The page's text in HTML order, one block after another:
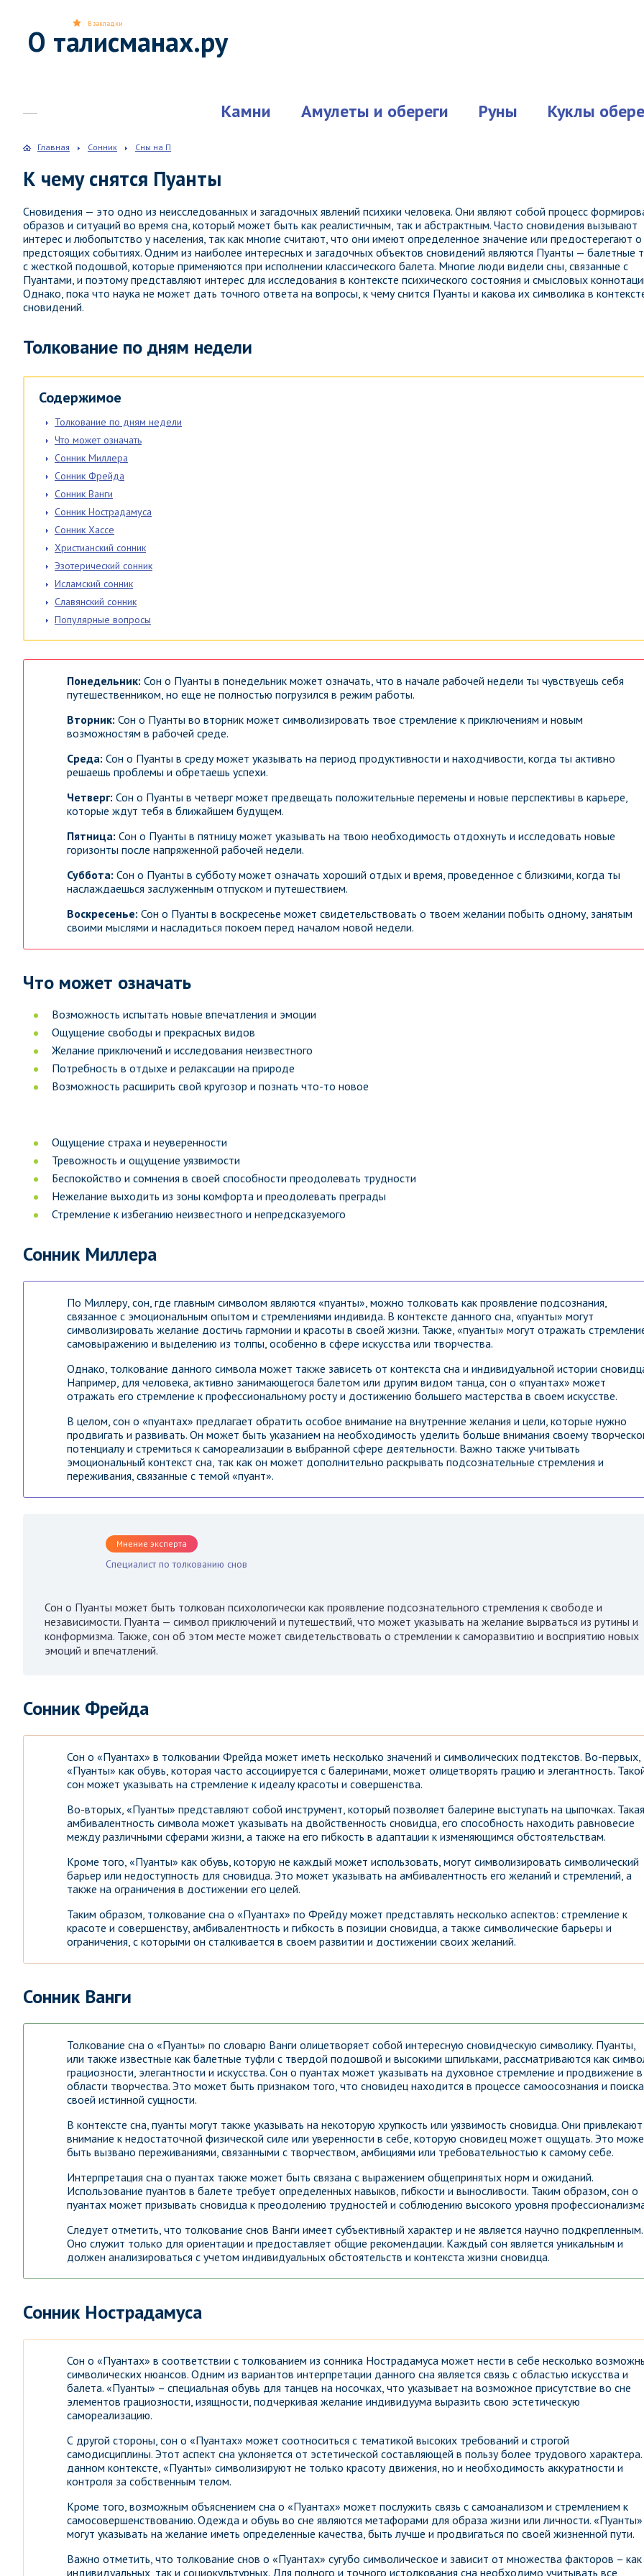
О талисманах.ру
Камни Амулеты и обереги Руны Куклы
В закладки
Главная Сонник Сны на П
К чему снятся Пуанты
Сновидения — это одно из неисследованных и загадочных явлений психики человека. Они являют собой процесс
образов и ситуаций во время сна, который может быть как реалистичным, так и абстрактным. Часто сновидения вызывают
интерес и любопытство у населения, так как многие считают, что они имеют определенное значение или предостерегают о
предстоящих событиях. Одним из наиболее интересных и загадочных объектов сновидений являются Пуанты — балетные
с жесткой подошвой, которые применяются при исполнении классического балета. Многие люди видели сны, связанные с
Пуантами, и поэтому представляют интерес для исследования в контексте психического состояния и смысловых
Однако, пока что наука не может дать точного ответа на вопросы, к чему снится Пуанты и какова их символика в
сновидений.
Толкование по дням недели
Содержимое
Толкование по дням недели
Что может означать
Сонник Миллера
Сонник Фрейда
Сонник Ванги
Сонник Нострадамуса
Сонник Хассе
Христианский сонник
Эзотерический сонник
Исламский сонник
Славянский сонник
Популярные вопросы
Понедельник: Сон о Пуанты в понедельник может означать, что в начале рабочей недели ты чувствуешь себя
путешественником, но еще не полностью погрузился в режим работы.
Вторник: Сон о Пуанты во вторник может символизировать твое стремление к приключениям и новым
возможностям в рабочей среде.
Среда: Сон о Пуанты в среду может указывать на период продуктивности и находчивости, когда ты активно
решаешь проблемы и обретаешь успехи.
Четверг: Сон о Пуанты в четверг может предвещать положительные перемены и новые перспективы в карьере,
которые ждут тебя в ближайшем будущем.
Пятница: Сон о Пуанты в пятницу может указывать на твою необходимость отдохнуть и исследовать новые
горизонты после напряженной рабочей недели.
Суббота: Сон о Пуанты в субботу может означать хороший отдых и время, проведенное с близкими, когда ты
наслаждаешься заслуженным отпуском и путешествием.
Воскресенье: Сон о Пуанты в воскресенье может свидетельствовать о твоем желании побыть одному, занятым
своими мыслями и насладиться покоем перед началом новой недели.
Что может означать
Возможность испытать новые впечатления и эмоции
Ощущение свободы и прекрасных видов
Желание приключений и исследования неизвестного
Потребность в отдыхе и релаксации на природе
Возможность расширить свой кругозор и познать что-то новое
Ощущение страха и неуверенности
Тревожность и ощущение уязвимости
Беспокойство и сомнения в своей способности преодолевать трудности
Нежелание выходить из зоны комфорта и преодолевать преграды
Стремление к избеганию неизвестного и непредсказуемого
Сонник Миллера
По Миллеру, сон, где главным символом являются «пуанты», можно толковать как проявление подсознания,
связанное с эмоциональным опытом и стремлениями индивида. В контексте данного сна, «пуанты» могут
символизировать желание достичь гармонии и красоты в своей жизни. Также, «пуанты» могут отражать
самовыражению и выделению из толпы, особенно в сфере искусства или творчества.
Однако, толкование данного символа может также зависеть от контекста сна и индивидуальной истории
Например, для человека, активно занимающегося балетом или другим видом танца, сон о «пуантах» может
отражать его стремление к профессиональному росту и достижению большего мастерства в своем искусстве.
В целом, сон о «пуантах» предлагает обратить особое внимание на внутренние желания и цели, которые нужно
продвигать и развивать. Он может быть указанием на необходимость уделить больше внимания своему
потенциалу и стремиться к самореализации в выбранной сфере деятельности. Важно также учитывать
эмоциональный контекст сна, так как он может дополнительно раскрывать подсознательные стремления и
переживания, связанные с темой «пуант».
Мнение эксперта
Специалист по толкованию снов
Сон о Пуанты может быть толкован психологически как проявление подсознательного стремления к свободе и
независимости. Пуанта — символ приключений и путешествий, что может указывать на желание вырваться из рутины и
конформизма. Также, сон об этом месте может свидетельствовать о стремлении к саморазвитию и восприятию новых
эмоций и впечатлений.
Сонник Фрейда
Сон о «Пуантах» в толковании Фрейда может иметь несколько значений и символических подтекстов. Во-первых,
«Пуанты» как обувь, которая часто ассоциируется с балеринами, может олицетворять грацию и элегантность.
сон может указывать на стремление к идеалу красоты и совершенства.
Во-вторых, «Пуанты» представляют собой инструмент, который позволяет балерине выступать на цыпочках. Такая
амбивалентность символа может указывать на двойственность сновидца, его способность находить равновесие
между различными сферами жизни, а также на его гибкость в адаптации к изменяющимся обстоятельствам.
Кроме того, «Пуанты» как обувь, которую не каждый может использовать, могут символизировать символический
барьер или недоступность для сновидца. Это может указывать на амбивалентность его желаний и стремлений, а
также на ограничения в достижении его целей.
Таким образом, толкование сна о «Пуантах» по Фрейду может представлять несколько аспектов: стремление к
красоте и совершенству, амбивалентность и гибкость в позиции сновидца, а также символические барьеры и
ограничения, с которыми он сталкивается в своем развитии и достижении своих желаний.
Сонник Ванги
Толкование сна о «Пуанты» по словарю Ванги олицетворяет собой интересную сновидческую символику. Пуанты,
или также известные как балетные туфли с твердой подошвой и высокими шпильками, рассматриваются как
грациозности, элегантности и искусства. Сон о пуантах может указывать на духовное стремление и продвижение в
области творчества. Это может быть признаком того, что сновидец находится в процессе самоосознания и поиска
своей истинной сущности.
В контексте сна, пуанты могут также указывать на некоторую хрупкость или уязвимость сновидца. Они привлекают
внимание к недостаточной физической силе или уверенности в себе, которую сновидец может ощущать. Это
быть вызвано переживаниями, связанными с творчеством, амбициями или требовательностью к самому себе.
Интерпретация сна о пуантах также может быть связана с выражением общепринятых норм и ожиданий.
Использование пуантов в балете требует определенных навыков, гибкости и выносливости. Таким образом, сон о
пуантах может призывать сновидца к преодолению трудностей и соблюдению высокого уровня
Следует отметить, что толкование снов Ванги имеет субъективный характер и не является научно подкрепленным.
Оно служит только для ориентации и предоставляет общие рекомендации. Каждый сон является уникальным и
должен анализироваться с учетом индивидуальных обстоятельств и контекста жизни сновидца.
Сонник Нострадамуса
Сон о «Пуантах» в соответствии с толкованием из сонника Нострадамуса может нести в себе несколько
символических нюансов. Одним из вариантов интерпретации данного сна является связь с областью искусства и
балета. «Пуанты» – специальная обувь для танцев на носочках, что указывает на возможное присутствие во сне
элементов грациозности, изящности, подчеркивая желание индивидуума выразить свою эстетическую
самореализацию.
С другой стороны, сон о «Пуантах» может соотноситься с тематикой высоких требований и строгой
самодисциплины. Этот аспект сна уклоняется от эстетической составляющей в пользу более трудового
данном контексте, «Пуанты» символизируют не только красоту движения, но и необходимость аккуратности и
контроля за собственным телом.
Кроме того, возможным объяснением сна о «Пуантах» может послужить связь с самоанализом и стремлением к
самосовершенствованию. Одежда и обувь во сне являются метафорами для образа жизни или личности. «Пуанты»
могут указывать на желание иметь определенные качества, быть лучше и продвигаться по своей жизненной пути.
Важно отметить, что толкование снов о «Пуантах» сугубо символическое и зависит от множества факторов – как
индивидуальных, так и социокультурных. Для полного и точного истолкования сна необходимо учитывать все